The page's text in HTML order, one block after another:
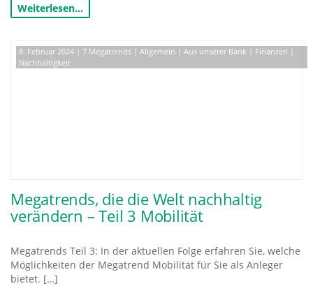
Weiterlesen…
8. Februar 2024 | 7 Megatrends | Allgemein | Aus unserer Bank | Finanzen |
Nachhaltigkeit
Megatrends, die die Welt nachhaltig
verändern – Teil 3 Mobilität
Megatrends Teil 3: In der aktuellen Folge erfahren Sie, welche
Möglichkeiten der Megatrend Mobilität für Sie als Anleger
bietet. […]